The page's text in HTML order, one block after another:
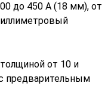
до 450 А (18 мм), от
от 10 и
предварительным